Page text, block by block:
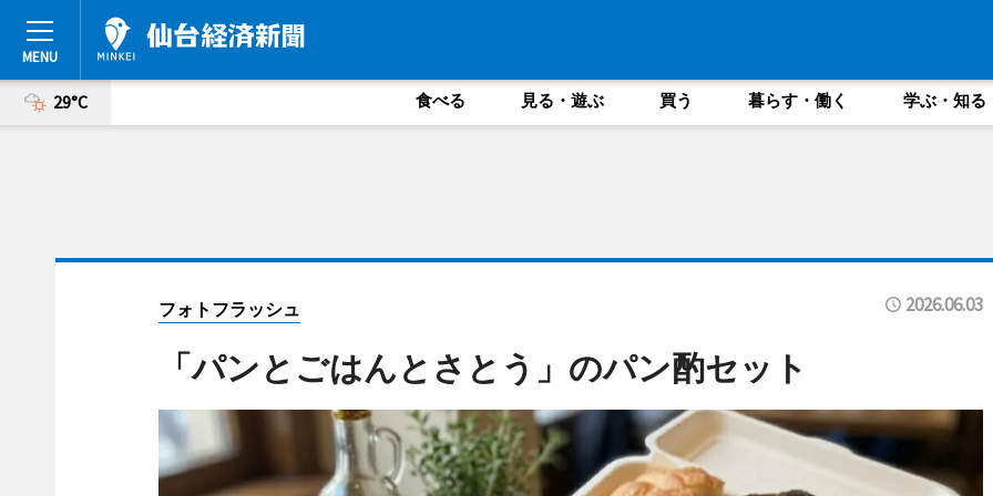
29°C 食べる 見る・遊ぶ 買う 暮らす・働く 学ぶ・知る
フォトフラッシュ 2026.06.03
「パンとごはんとさとう」のパン酌セット